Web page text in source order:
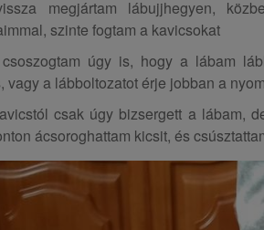
megjártam lábujjhegyen,
szinte fogtam a kavicsokat
úgy is, hogy a lábam
vagy a lábboltozatot érje jobban a
csak úgy bizsergett a lábam,
ácsoroghattam kicsit, és